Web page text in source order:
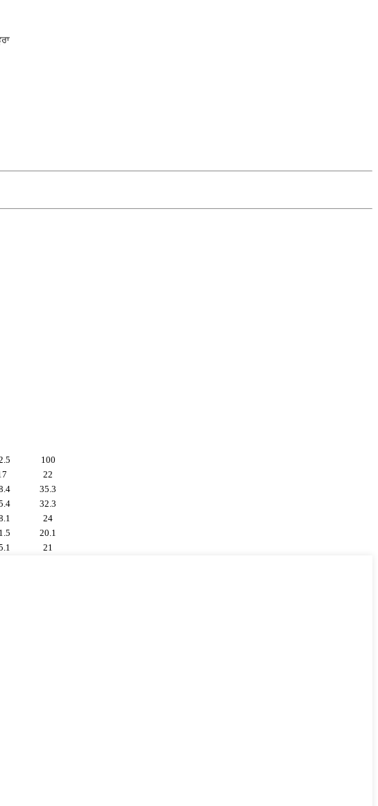
100
22
35.3
32.3
24
20.1
21